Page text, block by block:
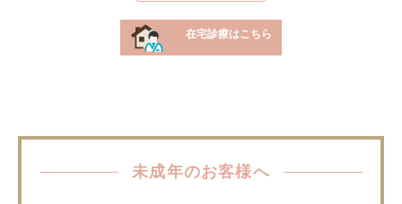
在宅診療はこちら
未成年のお客様へ